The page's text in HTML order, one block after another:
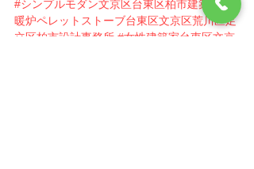
#シンプルモダン文京区台東区柏市建築家 #
暖炉ペレットストーブ台東区文京区荒川区足
立区柏市設計事務所 #女性建築家台東区文京